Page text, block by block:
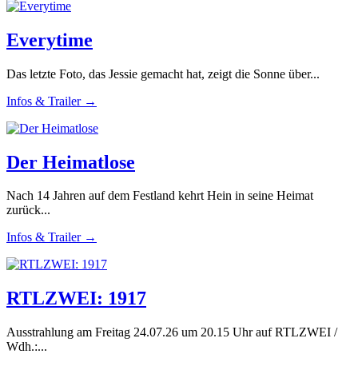
Everytime
Das letzte Foto, das Jessie gemacht hat, zeigt die Sonne über...
Infos & Trailer →
Der Heimatlose
Nach 14 Jahren auf dem Festland kehrt Hein in seine Heimat
zurück...
Infos & Trailer →
RTLZWEI: 1917
Ausstrahlung am Freitag 24.07.26 um 20.15 Uhr auf RTLZWEI /
Wdh.:...